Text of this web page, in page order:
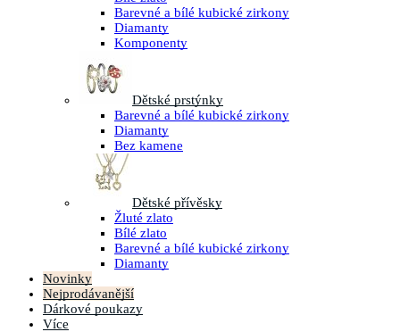
Barevné a bílé kubické zirkony
Diamanty
Komponenty
Dětské prstýnky
Barevné a bílé kubické zirkony
Diamanty
Bez kamene
Dětské přívěsky
Žluté zlato
Bílé zlato
Barevné a bílé kubické zirkony
Diamanty
Novinky
Nejprodávanější
Dárkové poukazy
Více